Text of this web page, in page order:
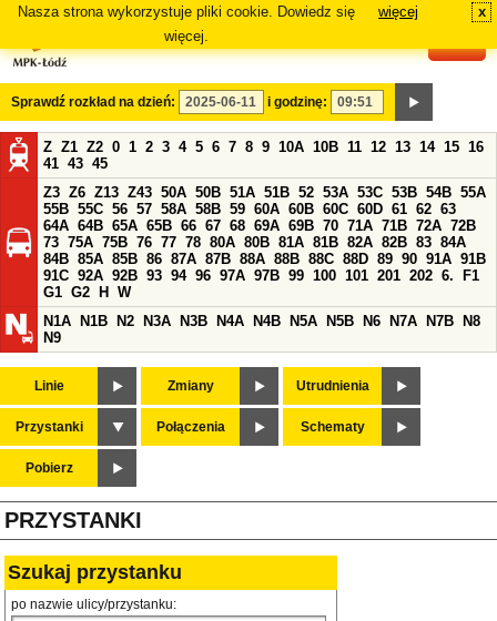
Nasza strona wykorzystuje pliki cookie. Dowiedz się
więcej.
więcej x
Sprawdź rozkład na dzień: i godzinę:
Z Z1 Z2 0 1 2 3 4 5 6 7 8 9 10A 10B 11 12 13 14 15 16
41 43 45
Z3 Z6 Z13 Z43 50A 50B 51A 51B 52 53A 53C 53B 54B 55A
55B 55C 56 57 58A 58B 59 60A 60B 60C 60D 61 62 63
64A 64B 65A 65B 66 67 68 69A 69B 70 71A 71B 72A 72B
73 75A 75B 76 77 78 80A 80B 81A 81B 82A 82B 83 84A
84B 85A 85B 86 87A 87B 88A 88B 88C 88D 89 90 91A 91B
91C 92A 92B 93 94 96 97A 97B 99 100 101 201 202 6.
F1
G1 G2 H
W
N1A
N1B N2 N3A N3B N4A N4B N5A N5B N6 N7A N7B
N8
N9
Linie Zmiany Utrudnienia
Przystanki Połączenia Schematy
Pobierz
PRZYSTANKI
Szukaj przystanku
po nazwie ulicy/przystanku: